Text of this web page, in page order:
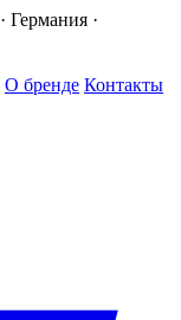
· Германия ·
О бренде Контакты